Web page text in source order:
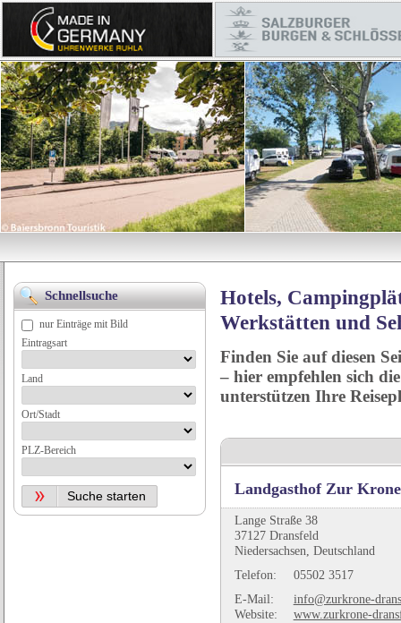
Hotels,
Werkstätten und
Finden Sie auf diesen
– hier empfehlen sich
unterstützen Ihre
Landgasthof Zur Krone
Lange Straße 38
37127 Dransfeld
Niedersachsen, Deutschland
Telefon:
05502 3517
E-Mail:
info@zurkrone-
Website:
www.zurkrone-
Schnellsuche
nur Einträge mit Bild
Eintragsart
Land
Ort/Stadt
PLZ-Bereich